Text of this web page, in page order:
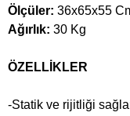
Ölçüler: 36x65x55
Ağırlık: 30 Kg
ÖZELLİKLER
-Statik ve rijitliği